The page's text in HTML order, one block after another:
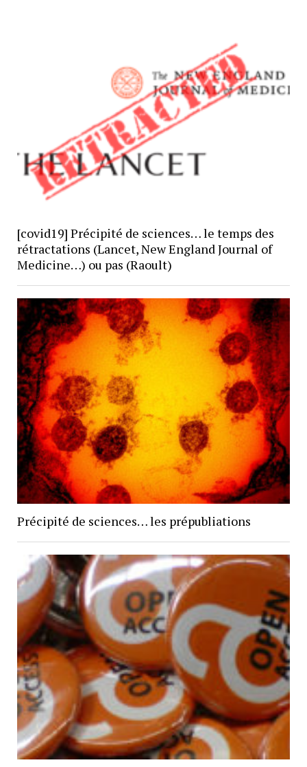
[covid19] Précipité de sciences… le temps des
rétractations (Lancet, New England Journal of
Medicine…) ou pas (Raoult)
Précipité de sciences… les prépubliations